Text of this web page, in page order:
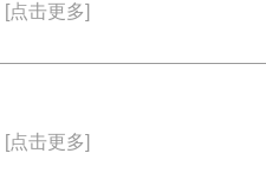
[点击更多]
[点击更多]